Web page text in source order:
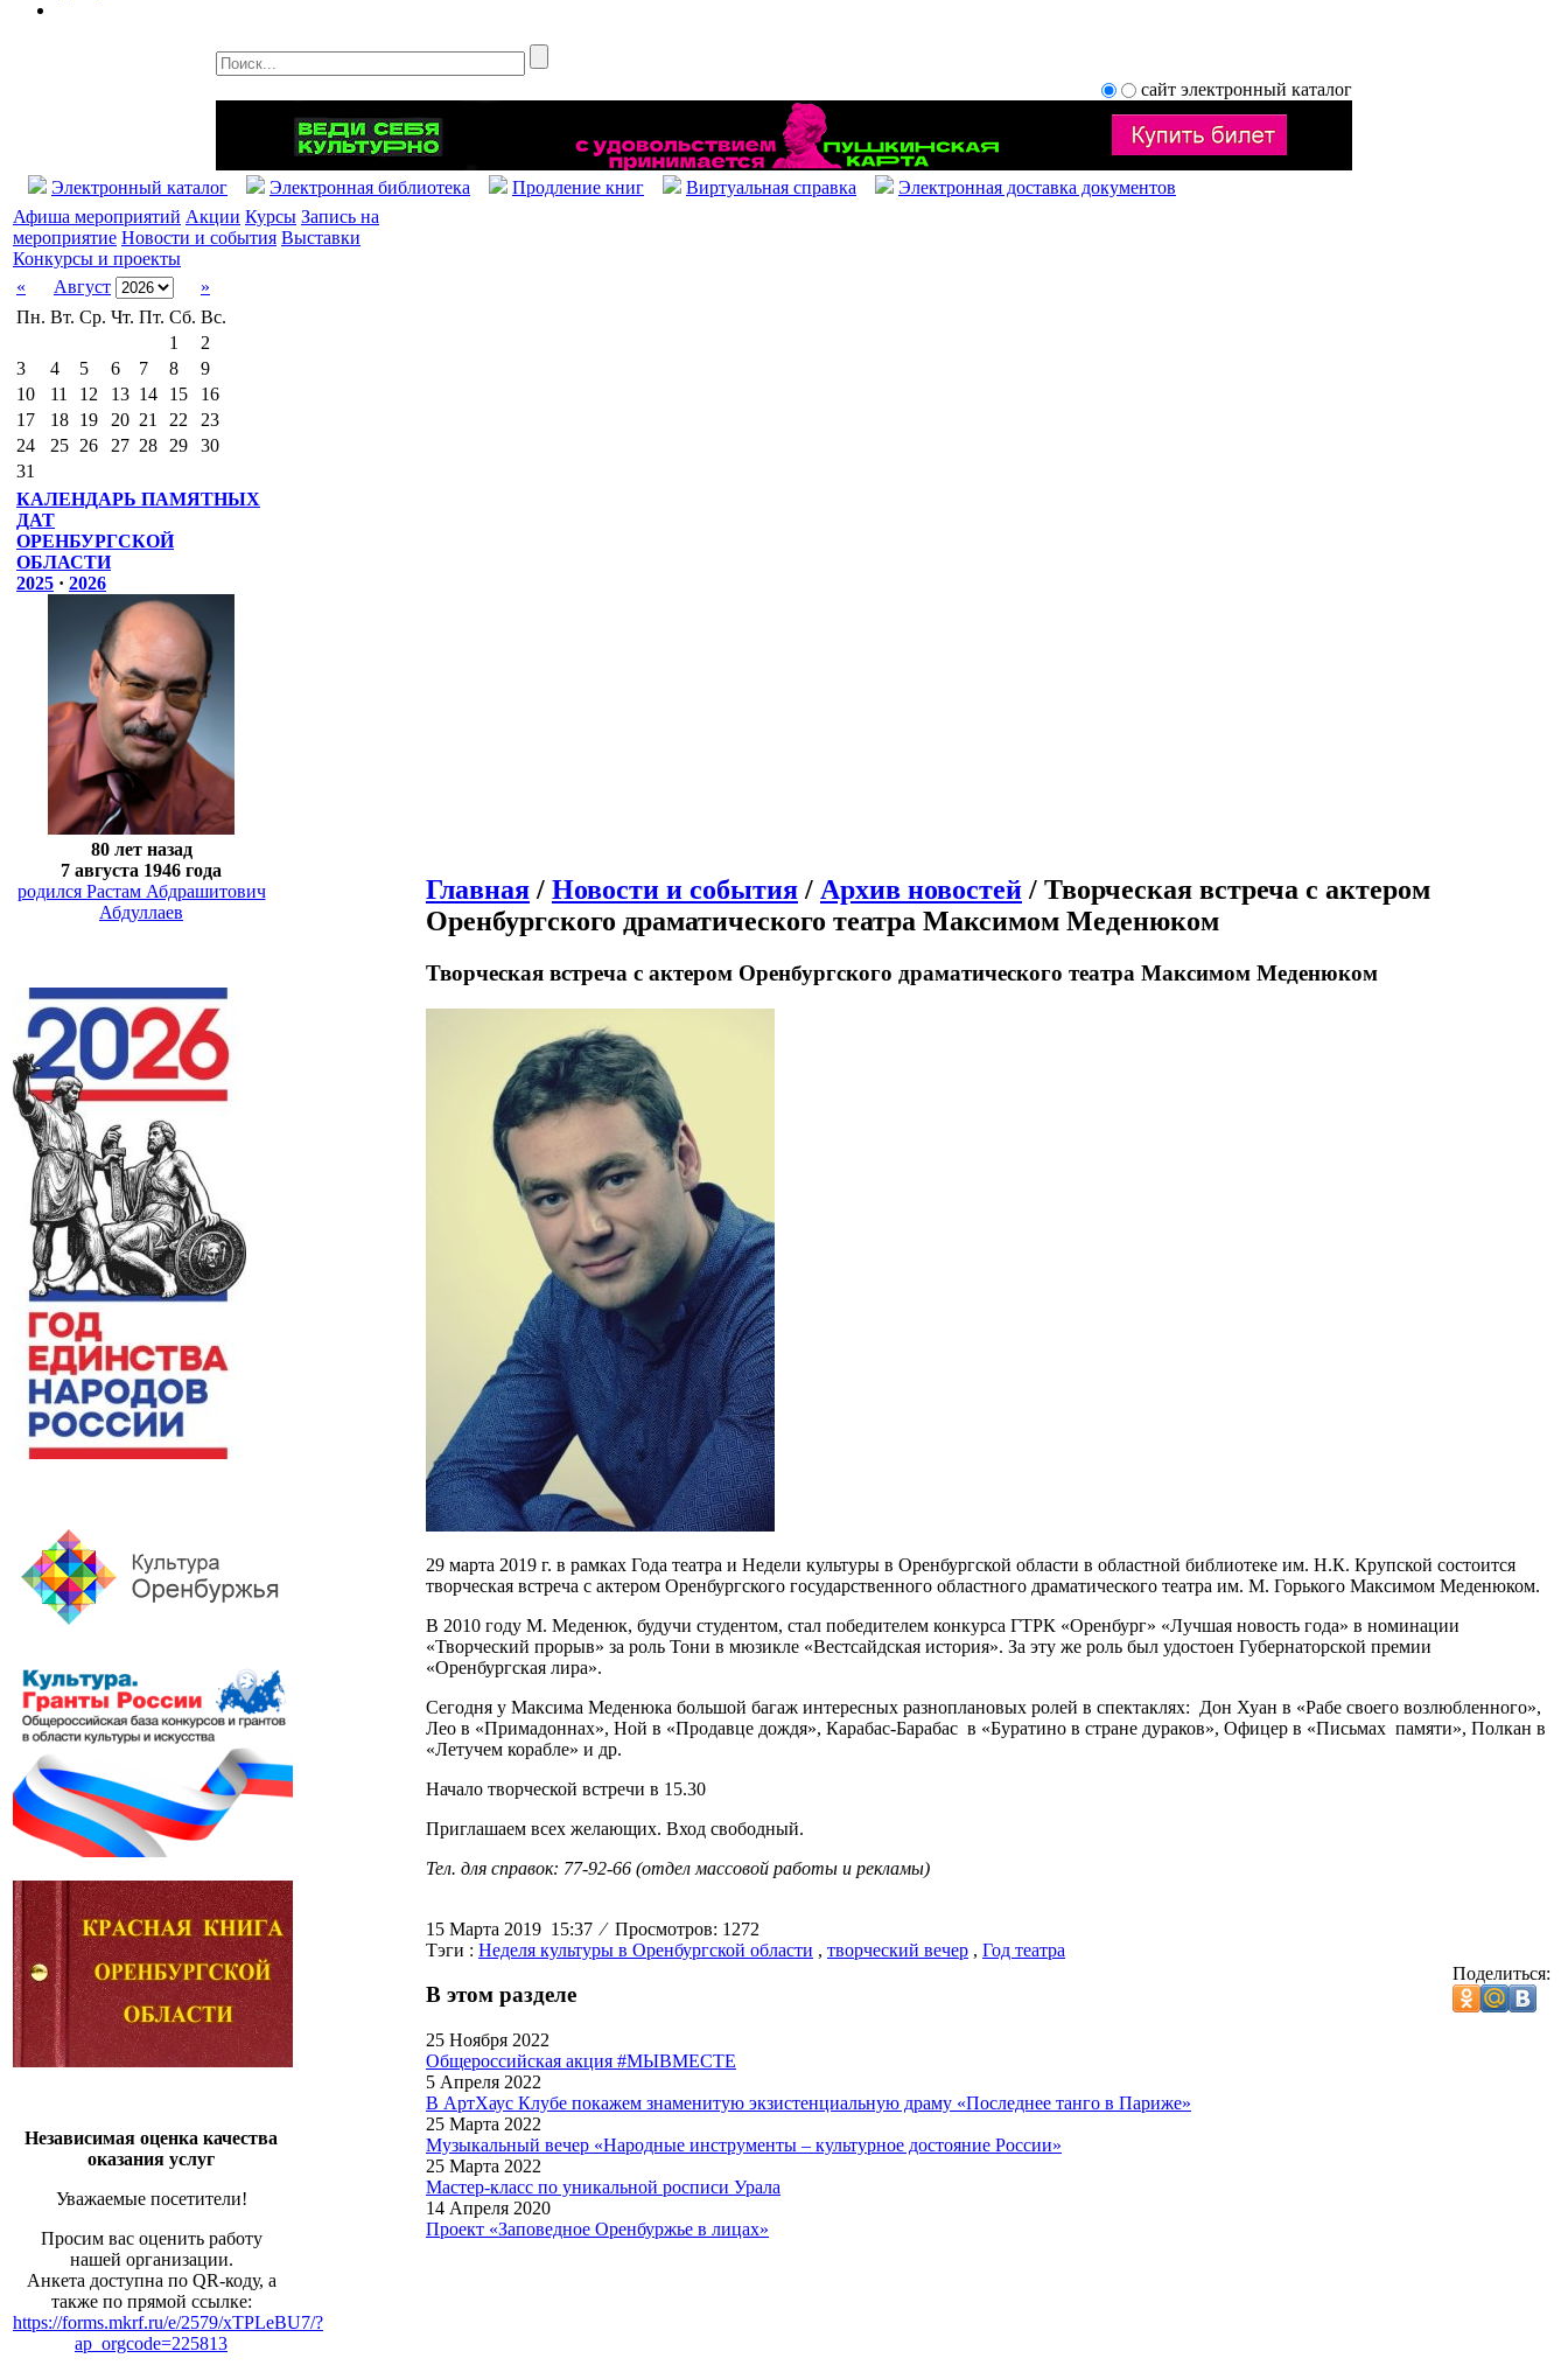
сайт электронный каталог
Электронный каталог Электронная библиотека Продление книг Виртуальная справка
Электронная доставка документов
Афиша мероприятий Акции Курсы Запись на
мероприятие Новости и события Выставки
Конкурсы и проекты
«
Август
»
Пн. Вт. Ср. Чт. Пт. Сб. Вс.
1
2
3
4 5 6 7 8
9
10
11 12 13 14 15
16
17
18 19 20 21 22
23
24
25 26 27 28 29
30
31
КАЛЕНДАРЬ ПАМЯТНЫХ
ДАТ
ОРЕНБУРГСКОЙ
ОБЛАСТИ
2025 · 2026
80 лет назад
7 августа 1946 года
родился Растам Абдрашитович
Абдуллаев
Независимая оценка качества
оказания услуг
Уважаемые посетители!
Просим вас оценить работу
нашей организации.
Анкета доступна по QR-коду, а
также по прямой ссылке:
https://forms.mkrf.ru/e/2579/xTPLeBU7/?
ap_orgcode=225813
Главная / Новости и события / Архив новостей / Творческая встреча с актером
Оренбургского драматического театра Максимом Меденюком
Творческая встреча с актером Оренбургского драматического театра Максимом Меденюком
29 марта 2019 г. в рамках Года театра и Недели культуры в Оренбургской области в областной библиотеке им. Н.К. Крупской состоится
творческая встреча с актером Оренбургского государственного областного драматического театра им. М. Горького Максимом Меденюком.
В 2010 году М. Меденюк, будучи студентом, стал победителем конкурса ГТРК «Оренбург» «Лучшая новость года» в номинации
«Творческий прорыв» за роль Тони в мюзикле «Вестсайдская история». За эту же роль был удостоен Губернаторской премии
«Оренбургская лира».
Сегодня у Максима Меденюка большой багаж интересных разноплановых ролей в спектаклях: Дон Хуан в «Рабе своего возлюбленного»,
Лео в «Примадоннах», Ной в «Продавце дождя», Карабас-Барабас в «Буратино в стране дураков», Офицер в «Письмах памяти», Полкан в
«Летучем корабле» и др.
Начало творческой встречи в 15.30
Приглашаем всех желающих. Вход свободный.
Тел. для справок: 77-92-66 (отдел массовой работы и рекламы)
15 Марта 2019 15:37⁄Просмотров: 1272
Тэги : Неделя культуры в Оренбургской области , творческий вечер , Год театра
Поделиться:
В этом разделе
25 Ноября 2022
Общероссийская акция #МЫВМЕСТЕ
5 Апреля 2022
В АртХаус Клубе покажем знаменитую экзистенциальную драму «Последнее танго в Париже»
25 Марта 2022
Музыкальный вечер «Народные инструменты – культурное достояние России»
25 Марта 2022
Мастер-класс по уникальной росписи Урала
14 Апреля 2020
Проект «Заповедное Оренбуржье в лицах»